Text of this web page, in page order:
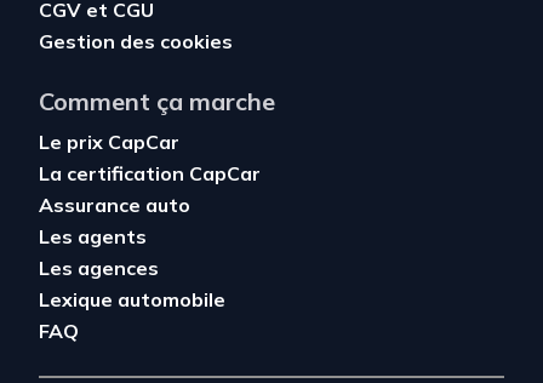
CGV et CGU
Gestion des cookies
Comment ça marche
Le prix CapCar
La certification CapCar
Assurance auto
Les agents
Les agences
Lexique automobile
FAQ